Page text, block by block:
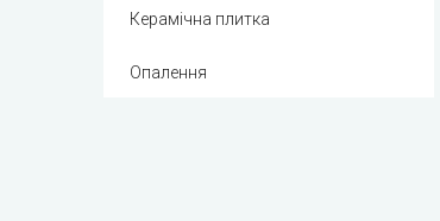
Керамічна плитка
Опалення